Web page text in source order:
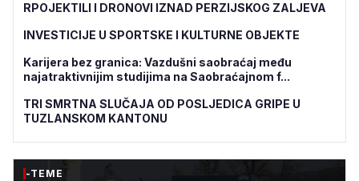
RPOJEKTILI I DRONOVI IZNAD PERZIJSKOG ZALJEVA
INVESTICIJE U SPORTSKE I KULTURNE OBJEKTE
Karijera bez granica: Vazdušni saobraćaj među
najatraktivnijim studijima na Saobraćajnom f...
TRI SMRTNA SLUČAJA OD POSLJEDICA GRIPE U
TUZLANSKOM KANTONU
-TEME